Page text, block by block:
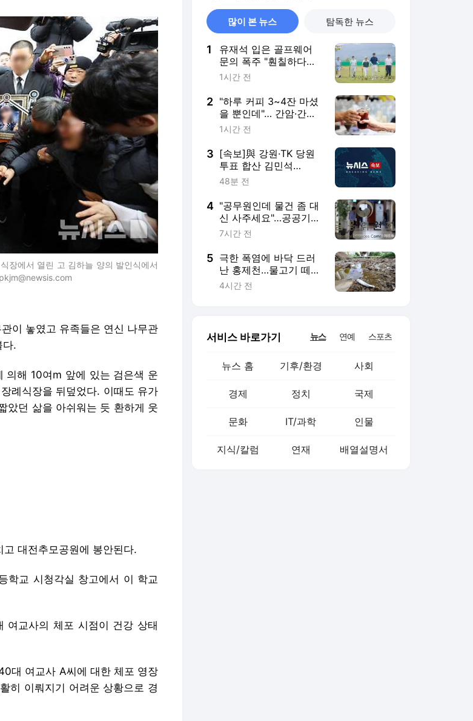
장에서 열린 고 김하늘 양의 발인식에서
이 놓였고 유족들은 연신 나무관
다.
의해 10여m 앞에 있는 검은색 운
례식장을 뒤덮었다. 이때도 유가
았던 삶을 아쉬워는 듯 환하게 웃
대 여교사 A씨에 대한 체포 영장
히 이뤄지기 어려운 상황으로 경
많이 본 뉴스 탐독한 뉴스
1
유재석 입은 골프웨어
문의 폭주 "훤칠하다고
하더라"
1시간 전
2 "하루 커피 3~4잔 마셨
을 뿐인데"… 간암·간경
변 위험 뚝
1시간 전
3 [속보]與 강원·TK 당원
투표 합산 김민석
48.54%로 승리…정청래
48분 전
4 "공무원인데 물건 좀 대
신 사주세요"…공공기관
사칭 대리구매 주의
7시간 전
5 극한 폭염에 바닥 드러
난 홍제천…물고기 떼죽
음도 [뉴시스Pic]
4시간 전
서비스 바로가기 뉴스 연예 스포츠
뉴스 홈 기후/환경 사회
경제 정치 국제
문화 IT/과학 인물
지식/칼럼 연재 배열설명서